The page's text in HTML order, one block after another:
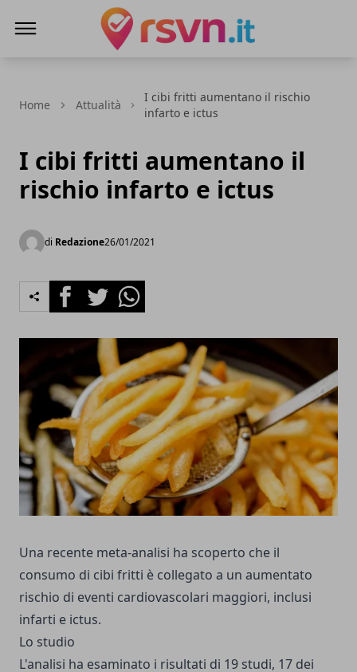
Home Attualità
I cibi fritti aumentano il rischio
infarto e ictus
I cibi fritti aumentano il
rischio infarto e ictus
di Redazione26/01/2021
FacebookTwitterWhatsapp
Una recente meta-analisi ha scoperto che il
consumo di cibi fritti è collegato a un aumentato
rischio di eventi cardiovascolari maggiori, inclusi
infarti e ictus.
Lo studio
L'analisi ha esaminato i risultati di 19 studi, 17 dei